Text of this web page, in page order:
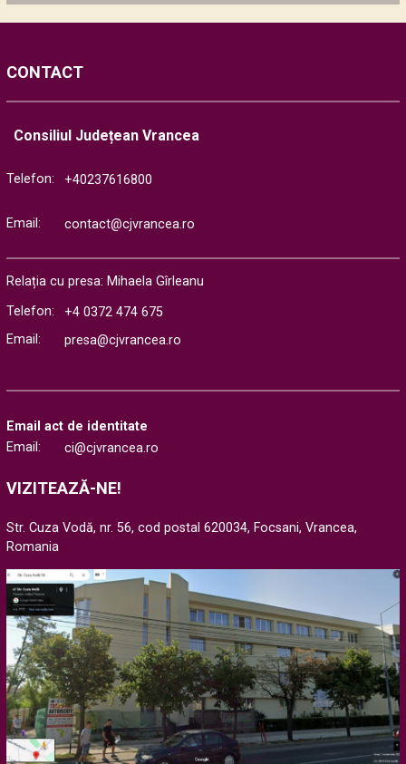
CONTACT
Consiliul Județean Vrancea
Telefon: +40237616800
Email: contact@cjvrancea.ro
Relația cu presa: Mihaela Gîrleanu
Telefon:
+4 0372 474 675
Email:
presa@cjvrancea.ro
Email act de identitate
Email:
ci@cjvrancea.ro
VIZITEAZĂ-NE!
Str. Cuza Vodă, nr. 56, cod postal 620034, Focsani, Vrancea,
Romania